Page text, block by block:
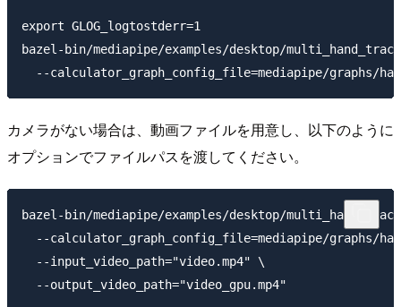
export GLOG_logtostderr=1
bazel-bin/mediapipe/examples/desktop/
カメラがない場合は、動画ファイルを用意し、以下のように
オプションでファイルパスを渡してください。
bazel-bin/mediapipe/examples/desktop/
--calculator_graph_config_file=mediapipe/graphs/
  --input_video_path="video.mp4" \